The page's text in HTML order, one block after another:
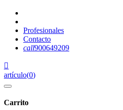
Profesionales
Contacto
call900649209

artículo(0)
Carrito